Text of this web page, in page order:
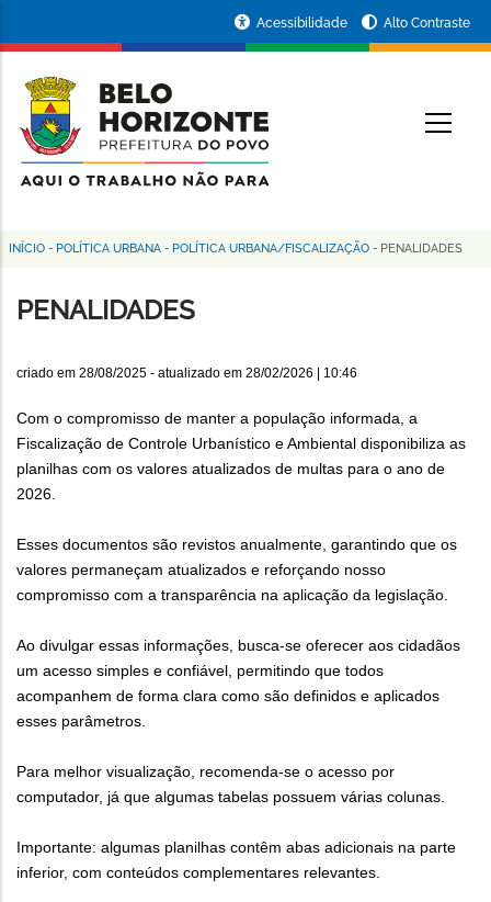
conteúdo
principal
da
Prefeitura
de
Horizonte
Acessibilidade Alto Contraste
Trilha
de
INÍCIO - POLÍTICA URBANA - POLÍTICA URBANA/FISCALIZAÇÃO - PENALIDADES
PENALIDADES
criado em 28/08/2025 - atualizado em 28/02/2026 | 10:46
Com o compromisso de manter a população informada, a
Fiscalização de Controle Urbanístico e Ambiental disponibiliza as
planilhas com os valores atualizados de multas para o ano de
2026.
Esses documentos são revistos anualmente, garantindo que os
valores permaneçam atualizados e reforçando nosso
compromisso com a transparência na aplicação da legislação.
Ao divulgar essas informações, busca-se oferecer aos cidadãos
um acesso simples e confiável, permitindo que todos
acompanhem de forma clara como são definidos e aplicados
esses parâmetros.
Para melhor visualização, recomenda-se o acesso por
computador, já que algumas tabelas possuem várias colunas.
Importante: algumas planilhas contêm abas adicionais na parte
inferior, com conteúdos complementares relevantes.